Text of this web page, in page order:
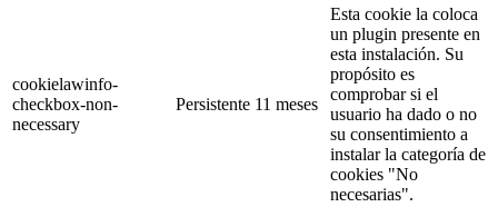
cookielawinfo-
checkbox-non-
necessary
Persistente 11 meses
Esta cookie la coloca
un plugin presente en
esta instalación. Su
propósito es
comprobar si el
usuario ha dado o no
su consentimiento a
instalar la categoría de
cookies "No
necesarias".